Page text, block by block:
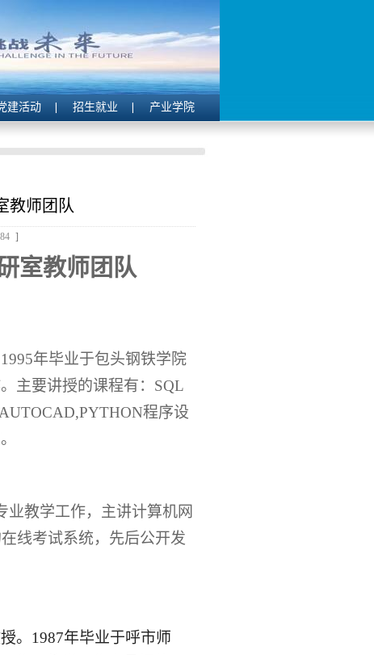
建活动 招生就业 产业学院
教师团队
]
室教师团队
1995年毕业于包头钢铁学院
主要讲授的课程有：SQL
程序设
业教学工作，主讲计算机网
线考试系统，先后公开发
。 1987年毕业于呼市师